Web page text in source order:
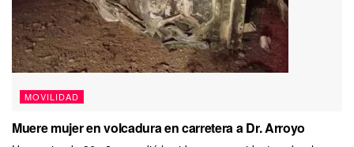
MOVILIDAD
Muere mujer en volcadura en carretera a Dr. Arroyo